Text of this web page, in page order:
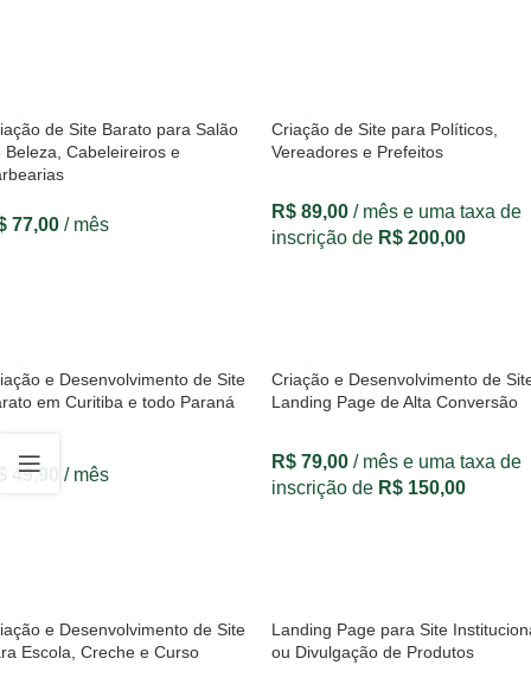
de Site Barato para Salão
Beleza, Cabeleireiros e
77,00 / mês
Criação de Site para Políticos,
Vereadores e Prefeitos
R$ 89,00 / mês e uma taxa de
inscrição de R$ 200,00
e Desenvolvimento de Site
em Curitiba e todo Paraná
49,90 / mês
Criação e Desenvolvimento de
Landing Page de Alta Conversão
R$ 79,00 / mês e uma taxa de
inscrição de R$ 150,00
e Desenvolvimento de Site
Escola, Creche e Curso
Landing Page para Site
ou Divulgação de Produtos